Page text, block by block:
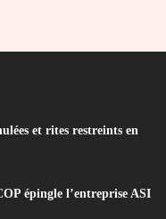
et rites restreints en
épingle l’entreprise ASI